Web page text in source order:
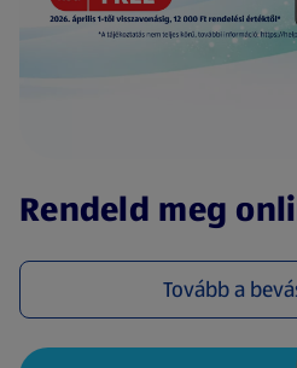
Rendeld meg
Tovább a (új